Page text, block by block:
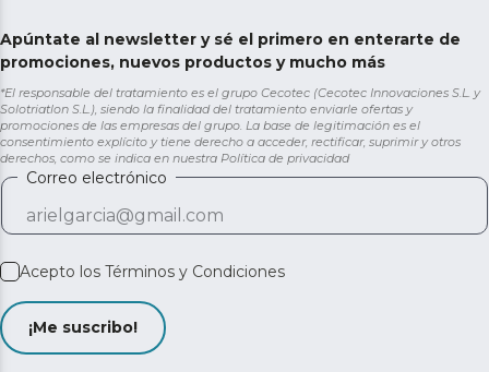
Apúntate al newsletter y sé el primero en enterarte de
promociones, nuevos productos y mucho más
*El responsable del tratamiento es el grupo Cecotec (Cecotec Innovaciones S.L. y
Solotriatlon S.L.), siendo la finalidad del tratamiento enviarle ofertas y
promociones de las empresas del grupo. La base de legitimación es el
consentimiento explícito y tiene derecho a acceder, rectificar, suprimir y otros
derechos, como se indica en nuestra Política de privacidad
Correo electrónico
Acepto los Términos y Condiciones
¡Me suscribo!